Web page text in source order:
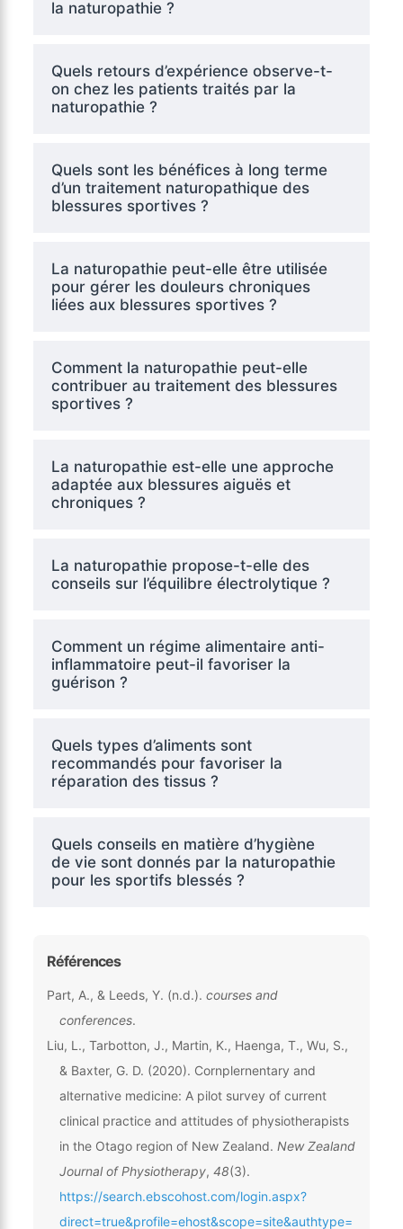
la naturopathie ?
Quels retours d’expérience observe-t-
on chez les patients traités par la
naturopathie ?
Quels sont les bénéfices à long terme
d’un traitement naturopathique des
blessures sportives ?
La naturopathie peut-elle être utilisée
pour gérer les douleurs chroniques
liées aux blessures sportives ?
Comment la naturopathie peut-elle
contribuer au traitement des blessures
sportives ?
La naturopathie est-elle une approche
adaptée aux blessures aiguës et
chroniques ?
La naturopathie propose-t-elle des
conseils sur l’équilibre électrolytique ?
Comment un régime alimentaire anti-
inflammatoire peut-il favoriser la
guérison ?
Quels types d’aliments sont
recommandés pour favoriser la
réparation des tissus ?
Quels conseils en matière d’hygiène
de vie sont donnés par la naturopathie
pour les sportifs blessés ?
Références
Part, A., & Leeds, Y. (n.d.). courses and
conferences.
Liu, L., Tarbotton, J., Martin, K., Haenga, T., Wu, S.,
& Baxter, G. D. (2020). Cornplernentary and
alternative medicine: A pilot survey of current
clinical practice and attitudes of physiotherapists
in the Otago region of New Zealand. New Zealand
Journal of Physiotherapy, 48(3).
https://search.ebscohost.com/login.aspx?
direct=true&profile=ehost&scope=site&authtype=